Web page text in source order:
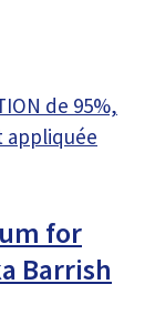
de 95%,
appliquée
for
Barrish